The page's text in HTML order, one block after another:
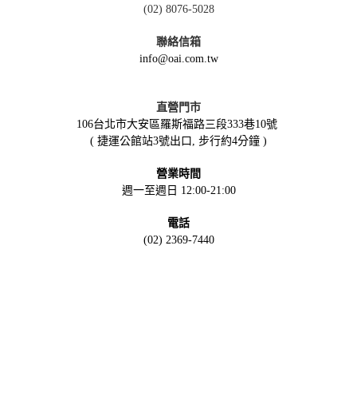
(02) 8076-5028
聯絡信箱
info@oai.com.tw
直營門市
106台北市大安區羅斯福路三段333巷10號
( 捷運公館站3號出口, 步行約4分鐘 )
營業時間
週一至週日 12:00-21:00
電話
(02) 2369-7440